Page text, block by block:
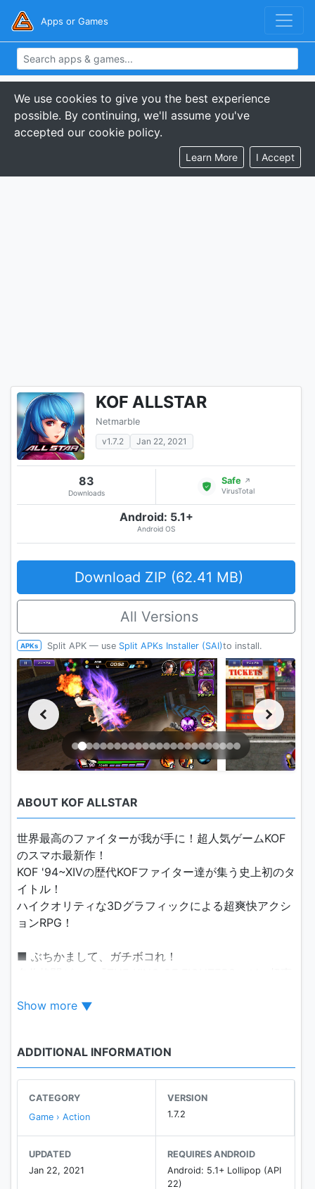
Apps or Games
We use cookies to give you the best experience
possible. By continuing, we'll assume you've
accepted our cookie policy.
Learn More I Accept
KOF ALLSTAR
Netmarble
v1.7.2
Jan 22, 2021
83
Downloads
Safe ↗
VirusTotal
Android: 5.1+
Android OS
Download ZIP (62.41 MB)
All Versions
APKs Split APK — use Split APKs Installer (SAI)to install.
ABOUT KOF ALLSTAR
世界最高のファイターが我が手に！超人気ゲームKOF
のスマホ最新作！
KOF '94~XIVの歴代KOFファイター達が集う史上初のタ
イトル！
ハイクオリティな3Dグラフィックによる超爽快アクシ
ョンRPG！
■ ぶちかまして、ガチボコれ！
練習ゼロでド派手な必殺技を楽しめる！スマホの直感
■ KOF歴代ファイターが大集結！
演！
オロチ、ルガール、ゲーニッツなどの歴代ボスだけで
チームを作ることもできる！
けのドリームチームを生み出せ！
Show more
ADDITIONAL INFORMATION
CATEGORY
Game › Action
VERSION
1.7.2
UPDATED
Jan 22, 2021
REQUIRES ANDROID
Android: 5.1+ Lollipop (API
22)